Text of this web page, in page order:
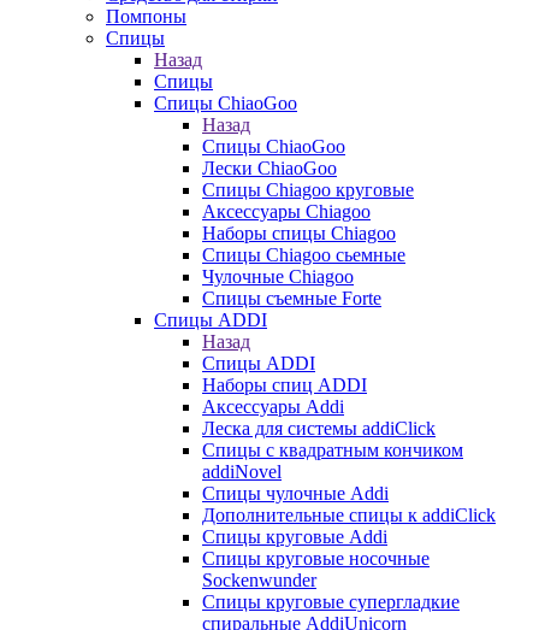
Помпоны
Спицы
Назад
Спицы
Спицы ChiaoGoo
Назад
Спицы ChiaoGoo
Лески ChiaoGoo
Cпицы Сhiagoo круговые
Аксессуары Chiagoo
Наборы спицы Chiagoo
Спицы Chiagoo сьемные
Чулочные Chiagoo
Спицы съемные Forte
Спицы ADDI
Назад
Спицы ADDI
Наборы спиц ADDI
Аксессуары Addi
Леска для системы addiClick
Спицы с квадратным кончиком
addiNovel
Спицы чулочные Addi
Дополнительные спицы к addiClick
Спицы круговые Addi
Спицы круговые носочные
Sockenwunder
Спицы круговые супергладкие
спиральные AddiUnicorn